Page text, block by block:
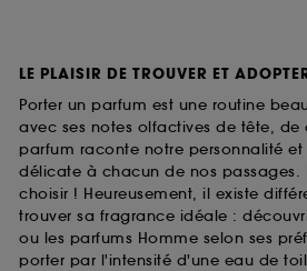
LE PLAISIR DE TROUVER ET
Porter un parfum est une routine
avec ses notes olfactives de tête,
parfum raconte notre personnalité et
délicate à chacun de nos passages.
choisir ! Heureusement, il existe
trouver sa fragrance idéale :
ou les parfums Homme selon ses
porter par l'intensité d'une eau de